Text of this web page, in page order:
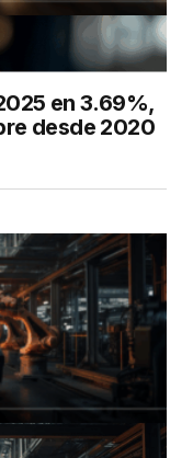
en 3.69%,
desde 2020